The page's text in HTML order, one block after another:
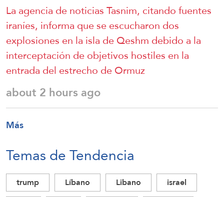
La agencia de noticias Tasnim, citando fuentes
iraníes, informa que se escucharon dos
explosiones en la isla de Qeshm debido a la
interceptación de objetivos hostiles en la
entrada del estrecho de Ormuz
about 2 hours ago
Más
Temas de Tendencia
trump Líbano Libano
israel